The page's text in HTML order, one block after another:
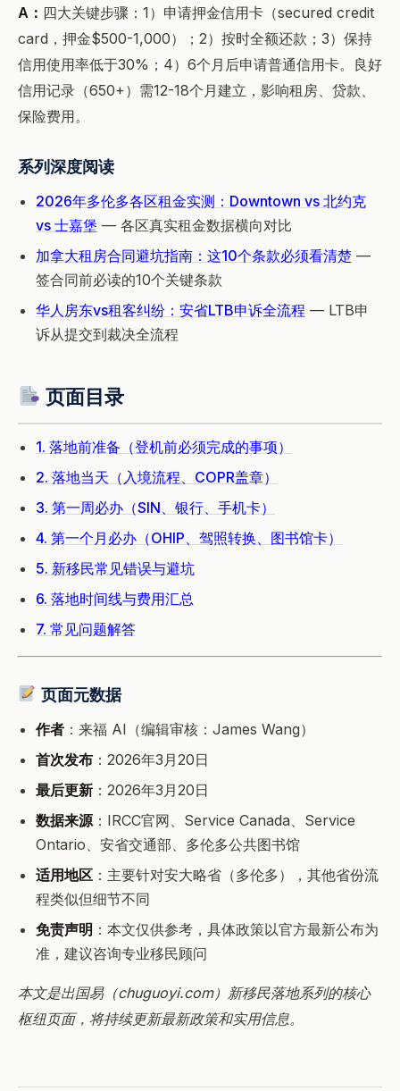
A： 四大关键步骤：1）申请押金信用卡（secured credit
card，押金$500-1,000）；2）按时全额还款；3）保持
信用使用率低于30%；4）6个月后申请普通信用卡。良好
信用记录（650+）需12-18个月建立，影响租房、贷款、
保险费用。
系列深度阅读
2026年多伦多各区租金实测：Downtown vs 北约克
vs 士嘉堡 — 各区真实租金数据横向对比
加拿大租房合同避坑指南：这10个条款必须看清楚 —
签合同前必读的10个关键条款
华人房东vs租客纠纷：安省LTB申诉全流程 — LTB申
诉从提交到裁决全流程
页面目录
1. 落地前准备（登机前必须完成的事项）
2. 落地当天（入境流程、COPR盖章）
3. 第一周必办（SIN、银行、手机卡）
4. 第一个月必办（OHIP、驾照转换、图书馆卡）
5. 新移民常见错误与避坑
6. 落地时间线与费用汇总
7. 常见问题解答
页面元数据
作者 ：来福 AI（编辑审核：James Wang）
首次发布 ：2026年3月20日
最后更新 ：2026年3月20日
数据来源 ：IRCC官网、Service Canada、Service
Ontario、安省交通部、多伦多公共图书馆
适用地区 ：主要针对安大略省（多伦多），其他省份流
程类似但细节不同
免责声明 ：本文仅供参考，具体政策以官方最新公布为
准，建议咨询专业移民顾问
本文是出国易（chuguoyi.com）新移民落地系列的核心
枢纽页面，将持续更新最新政策和实用信息。